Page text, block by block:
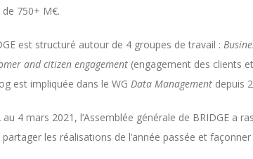
750+ M€.
est structuré autour de 4 groupes de travail :
and citizen engagement(engagement des clients
est impliquée dans le WG Data Management depuis
au 4 mars 2021, l’Assemblée générale de BRIDGE a
les réalisations de l’année passée et